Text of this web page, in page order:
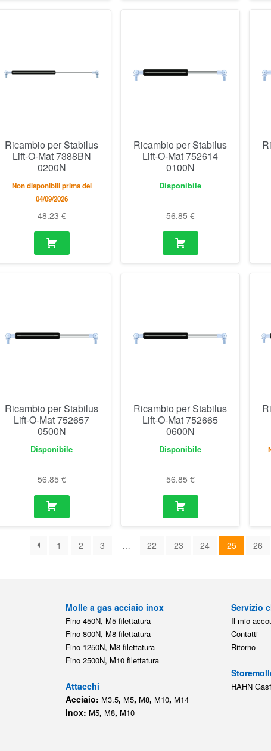
Ricambio per Stabilus
Lift-O-Mat 7388BN
0200N
Non disponibili prima del
04/09/2026
48.23 €
Ricambio per Stabilus
Lift-O-Mat 752614
0100N
Disponibile
56.85 €
Ricambio per Stabilus
Lift-O-Mat 752657
0500N
Disponibile
56.85 €
Ricambio per Stabilus
Lift-O-Mat 752665
0600N
Disponibile
56.85 €
1 2 3 … 22 23 24 25 26
Molle a gas acciaio inox
Fino 450N, M5 filettatura
Fino 800N, M8 filettatura
Fino 1250N, M8 filettatura
Fino 2500N, M10 filettatura
Attacchi
Acciaio: M3.5, M5, M8, M10, M14
Inox: M5, M8, M10
Servizio
Il mio
Contatti
Ritorno
HAHN